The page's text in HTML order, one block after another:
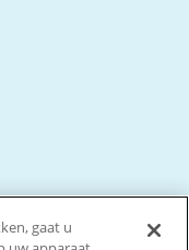
gaat u